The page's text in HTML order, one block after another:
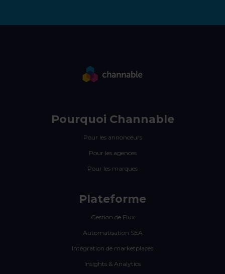
Pourquoi Channable
Pour les annonceurs
Pour les agences
Pour les marques
Plateforme
Gestion de Flux
Automatisation SEA
Intégration de marketplaces
Insights & Analytics